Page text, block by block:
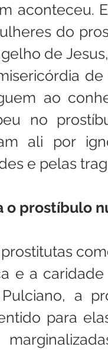
aconteceu.
do
de
ao
no
ali por
e pelas
o prostíbulo
e a
a
para